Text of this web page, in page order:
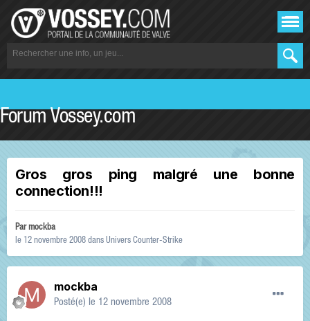
Forum Vossey.com
Gros gros ping malgré une bonne
connection!!!
Parmockba
le 12 novembre 2008 dans Univers Counter-Strike
mockba
Posté(e) le 12 novembre 2008